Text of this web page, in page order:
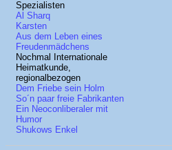
Spezialisten
Al Sharq
Karsten
Aus dem Leben eines
Freudenmädchens
Nochmal Internationale
Heimatkunde,
regionalbezogen
Dem Friebe sein Holm
So´n paar freie Fabrikanten
Ein Neoconliberaler mit
Humor
Shukows Enkel